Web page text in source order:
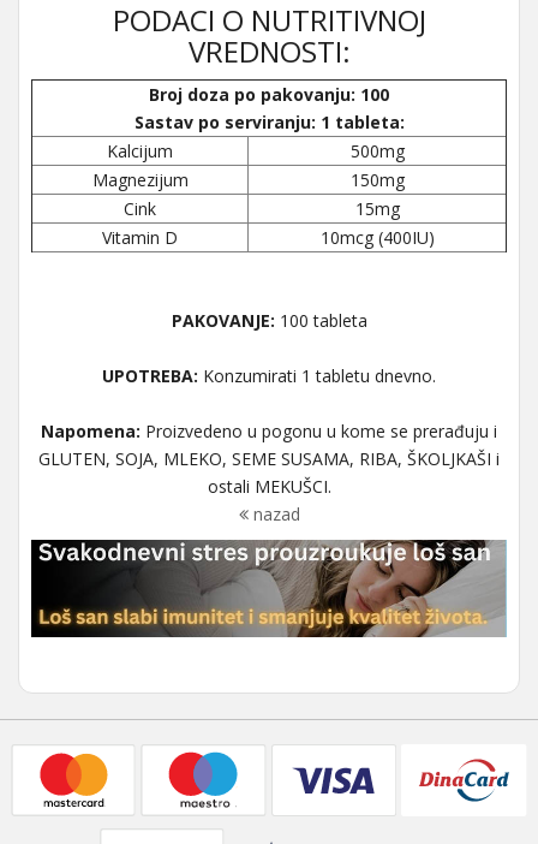
PODACI O NUTRITIVNOJ
VREDNOSTI:
Broj doza po pakovanju: 100
Sastav po serviranju: 1 tableta:
Kalcijum
500mg
Magnezijum
150mg
Cink
15mg
Vitamin D
10mcg (400IU)
PAKOVANJE: 100 tableta
UPOTREBA: Konzumirati 1 tabletu dnevno.
Napomena: Proizvedeno u pogonu u kome se prerađuju i
GLUTEN, SOJA, MLEKO, SEME SUSAMA, RIBA, ŠKOLJKAŠI i
ostali MEKUŠCI.
nazad